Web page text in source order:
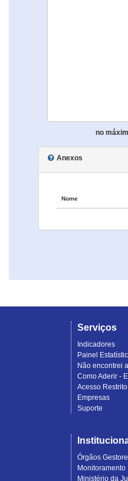
no
Anexos
Nome
Serviços
Indicadores
Painel
Não encontrei
Como Aderir -
Acesso
Empresas
Suporte
Órgãos
Monitoramento
Ministério da